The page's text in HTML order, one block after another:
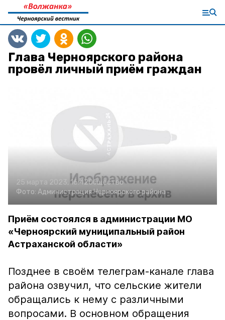
Глава Черноярского района
провёл личный приём граждан
25 марта 2023, 16:42Общество
Фото: Администрация Черноярского района
Приём состоялся в администрации МО
«Черноярский муниципальный район
Астраханской области»
Позднее в своём телеграм-канале глава
района озвучил, что сельские жители
обращались к нему с различными
вопросами. В основном обращения